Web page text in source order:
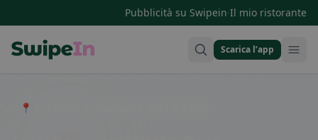
Pubblicità su Swipein·Il mio ristorante
Scarica l’app
📍 Entdecke Restaurants, Bars & Cafés